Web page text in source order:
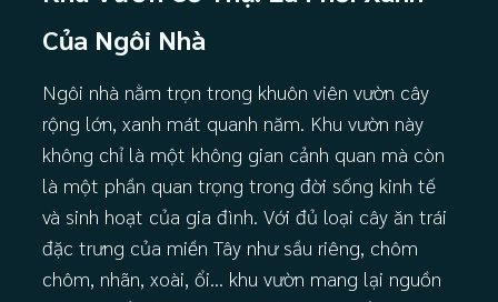
Của Ngôi Nhà
Ngôi nhà nằm trọn trong khuôn viên vườn cây
rộng lớn, xanh mát quanh năm. Khu vườn này
không chỉ là một không gian cảnh quan mà còn
là một phần quan trọng trong đời sống kinh tế
và sinh hoạt của gia đình. Với đủ loại cây ăn trái
đặc trưng của miền Tây như sầu riêng, chôm
chôm, nhãn, xoài, ổi… khu vườn mang lại nguồn